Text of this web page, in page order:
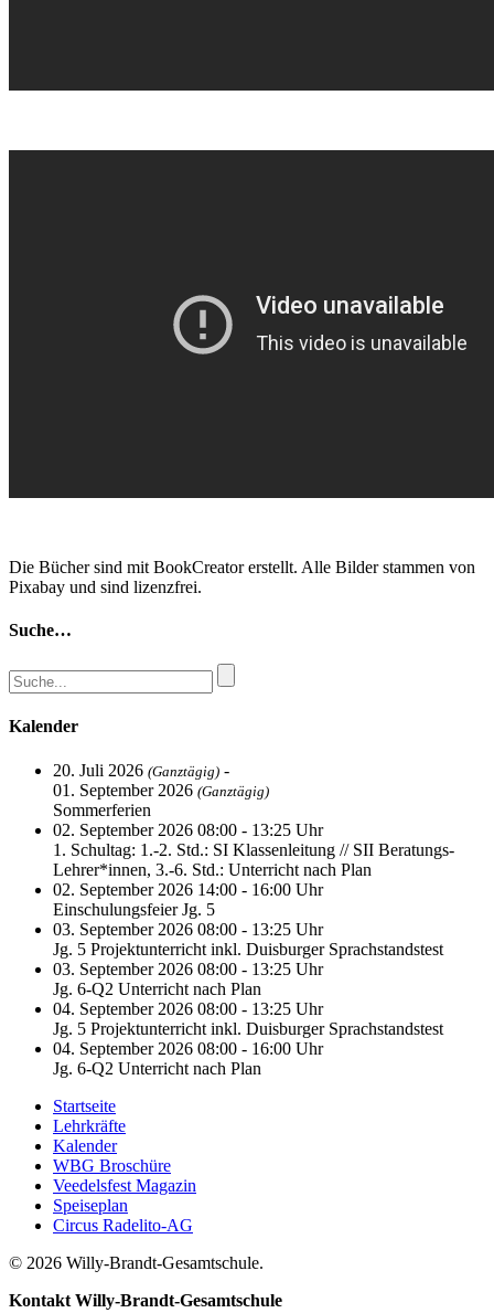
Die Bücher sind mit BookCreator erstellt. Alle Bilder stammen von
Pixabay und sind lizenzfrei.
Suche…
Kalender
20. Juli 2026 (Ganztägig) -
01. September 2026 (Ganztägig)
Sommerferien
02. September 2026 08:00 - 13:25 Uhr
1. Schultag: 1.-2. Std.: SI Klassenleitung // SII Beratungs-
Lehrer*innen, 3.-6. Std.: Unterricht nach Plan
02. September 2026 14:00 - 16:00 Uhr
Einschulungsfeier Jg. 5
03. September 2026 08:00 - 13:25 Uhr
Jg. 5 Projektunterricht inkl. Duisburger Sprachstandstest
03. September 2026 08:00 - 13:25 Uhr
Jg. 6-Q2 Unterricht nach Plan
04. September 2026 08:00 - 13:25 Uhr
Jg. 5 Projektunterricht inkl. Duisburger Sprachstandstest
04. September 2026 08:00 - 16:00 Uhr
Jg. 6-Q2 Unterricht nach Plan
Startseite
Lehrkräfte
Kalender
WBG Broschüre
Veedelsfest Magazin
Speiseplan
Circus Radelito-AG
© 2026 Willy-Brandt-Gesamtschule.
Kontakt Willy-Brandt-Gesamtschule